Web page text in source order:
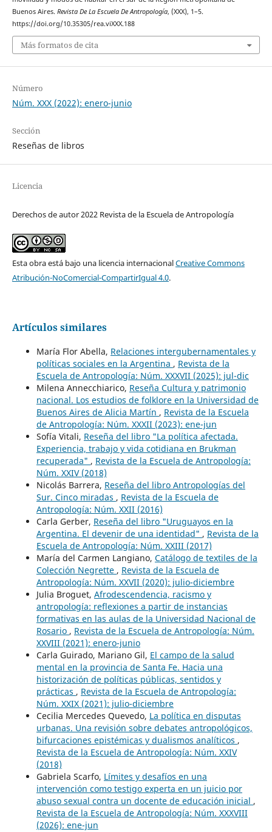
Buenos Aires. Revista De La Escuela De Antropología, (XXX), 1–5.
https://doi.org/10.35305/rea.viXXX.188
Más formatos de cita
Número
Núm. XXX (2022): enero-junio
Sección
Reseñas de libros
Licencia
Derechos de autor 2022 Revista de la Escuela de Antropología
Esta obra está bajo una licencia internacionalCreative Commons
Atribución-NoComercial-CompartirIgual 4.0.
Artículos similares
María Flor Abella, Relaciones intergubernamentales y
políticas sociales en la Argentina , Revista de la
Escuela de Antropología: Núm. XXXVII (2025): jul-dic
Milena Annecchiarico, Reseña Cultura y patrimonio
nacional. Los estudios de folklore en la Universidad de
Buenos Aires de Alicia Martín , Revista de la Escuela
de Antropología: Núm. XXXII (2023): ene-jun
Sofía Vitali, Reseña del libro "La política afectada.
Experiencia, trabajo y vida cotidiana en Brukman
recuperada" , Revista de la Escuela de Antropología:
Núm. XXIV (2018)
Nicolás Barrera, Reseña del libro Antropologías del
Sur. Cinco miradas , Revista de la Escuela de
Antropología: Núm. XXII (2016)
Carla Gerber, Reseña del libro "Uruguayos en la
Argentina. El devenir de una identidad" , Revista de la
Escuela de Antropología: Núm. XXIII (2017)
María del Carmen Langiano, Catálogo de textiles de la
Colección Negrette , Revista de la Escuela de
Antropología: Núm. XXVII (2020): julio-diciembre
Julia Broguet, Afrodescendencia, racismo y
antropología: reflexiones a partir de instancias
formativas en las aulas de la Universidad Nacional de
Rosario , Revista de la Escuela de Antropología: Núm.
XXVIII (2021): enero-junio
Carla Guirado, Mariano Gil, El campo de la salud
mental en la provincia de Santa Fe. Hacia una
historización de políticas públicas, sentidos y
prácticas , Revista de la Escuela de Antropología:
Núm. XXIX (2021): julio-diciembre
Cecilia Mercedes Quevedo, La política en disputas
urbanas. Una revisión sobre debates antropológicos,
bifurcaciones epistémicas y dualismos analíticos ,
Revista de la Escuela de Antropología: Núm. XXIV
(2018)
Gabriela Scarfo, Límites y desafíos en una
intervención como testigo experta en un juicio por
abuso sexual contra un docente de educación inicial ,
Revista de la Escuela de Antropología: Núm. XXXVIII
(2026): ene-jun